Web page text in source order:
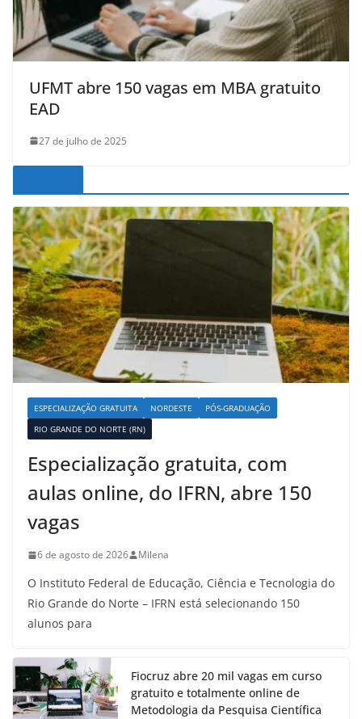
UFMT abre 150 vagas em MBA gratuito
EAD
27 de julho de 2025
ESPECIALIZAÇÃO GRATUITA NORDESTE
PÓS-GRADUAÇÃO
RIO GRANDE DO NORTE (RN)
Especialização gratuita, com
aulas online, do IFRN, abre 150
vagas
6 de agosto de 2026 Milena
O Instituto Federal de Educação, Ciência e Tecnologia do
Rio Grande do Norte – IFRN está selecionando 150
alunos para
Fiocruz abre 20 mil vagas em curso
gratuito e totalmente online de
Metodologia da Pesquisa Científica